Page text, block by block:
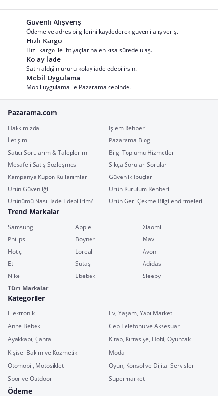
Güvenli Alışveriş
Ödeme ve adres bilgilerini kaydederek güvenli alış veriş.
Hızlı Kargo
Hızlı kargo ile ihtiyaçlarına en kısa sürede ulaş.
Kolay İade
Satın aldığın ürünü kolay iade edebilirsin.
Mobil Uygulama
Mobil uygulama ile Pazarama cebinde.
Pazarama.com
Hakkımızda
İşlem Rehberi
İletişim
Pazarama Blog
Satıcı Sorularım & Taleplerim
Bilgi Toplumu Hizmetleri
Mesafeli Satış Sözleşmesi
Sıkça Sorulan Sorular
Kampanya Kupon Kullanımları
Güvenlik İpuçları
Ürün Güvenliği
Ürün Kurulum Rehberi
Ürünümü Nasıl İade Edebilirim?
Ürün Geri Çekme Bilgilendirmeleri
Trend Markalar
Samsung Apple
Xiaomi
Philips
Boyner
Mavi
Hotiç
Loreal
Avon
Eti
Sütaş
Adidas
Nike
Ebebek
Sleepy
Tüm Markalar
Kategoriler
Elektronik
Ev, Yaşam, Yapı Market
Anne Bebek
Cep Telefonu ve Aksesuar
Ayakkabı, Çanta
Kitap, Kırtasiye, Hobi, Oyuncak
Kişisel Bakım ve Kozmetik
Moda
Otomobil, Motosiklet
Oyun, Konsol ve Dijital Servisler
Spor ve Outdoor
Süpermarket
Ödeme